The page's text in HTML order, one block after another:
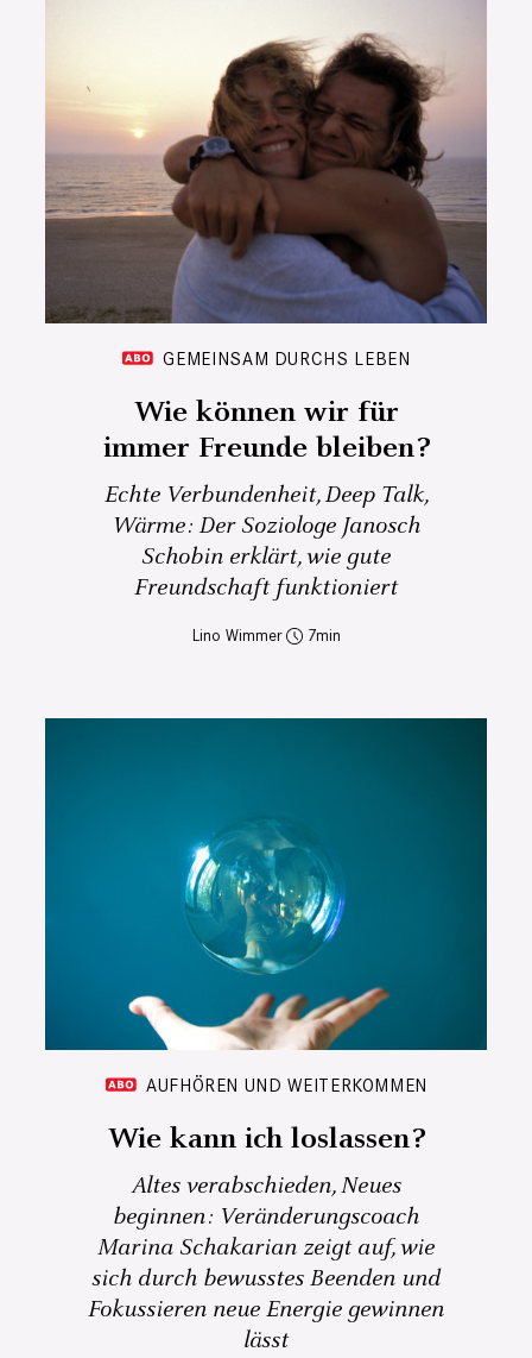
GEMEINSAM DURCHS LEBEN
Wie können wir für
immer Freunde bleiben?
Echte Verbundenheit, Deep Talk,
Wärme: Der Soziologe Janosch
Schobin erklärt, wie gute
Freundschaft funktioniert
Lino Wimmer 7
AUFHÖREN UND WEITERKOMMEN
Wie kann ich loslassen?
Altes verabschieden, Neues
beginnen: Veränderungscoach
Marina Schakarian zeigt auf, wie
sich durch bewusstes Beenden und
Fokussieren neue Energie gewinnen
lässt